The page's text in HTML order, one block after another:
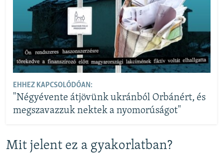
EHHEZ KAPCSOLÓDÓAN:
"Négyévente átjövünk ukránból Orbánért, és
megszavazzuk nektek a nyomorúságot"
Mit jelent ez a gyakorlatban?